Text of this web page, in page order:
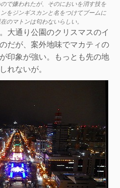
で嫌われたが、そのにおいを消す技を
をジンギスカンと名をつけてブームに
のマトンは匂わないらしい。
大通り公園のクリスマスのイ
だが、案外地味でマカティの
印象が強い。もっとも先の地
れないが。